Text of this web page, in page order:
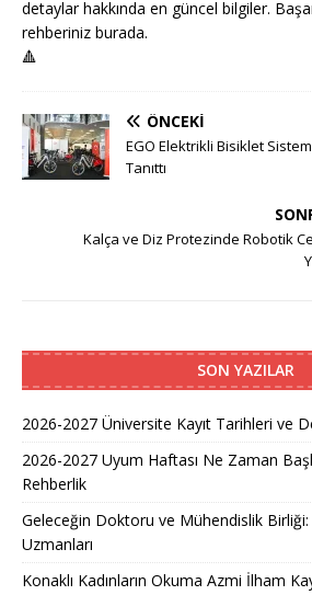
detaylar hakkında en güncel bilgiler.
rehberiniz burada.
🔺
ÖNCEKI
EGO Elektrikli Bisiklet
Tanıttı
Kalça ve Diz Protezinde Robotik
SON YAZILAR
2026-2027 Üniversite Kayıt Tarihleri ve
2026-2027 Uyum Haftası Ne Zaman
Rehberlik
Geleceğin Doktoru ve Mühendislik Birliği:
Uzmanları
Konaklı Kadınların Okuma Azmi İlham